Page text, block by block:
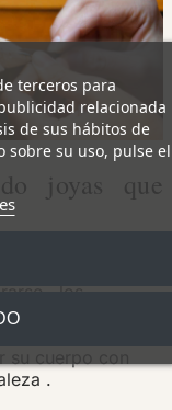
joyas que
que
, los
de Blombos a la
ya hace 75.000
.
terceros para
relacionada
de sus hábitos de
sobre su uso, pulse el